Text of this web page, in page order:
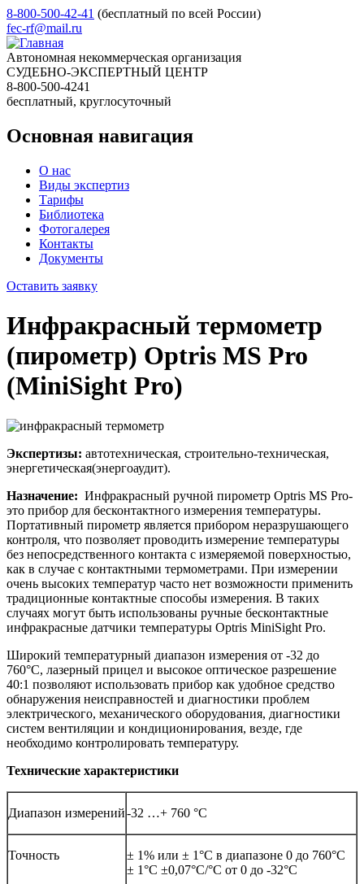
8-800-500-42-41 (бесплатный по всей России)
fec-rf@mail.ru
Автономная некоммерческая организация
СУДЕБНО-ЭКСПЕРТНЫЙ ЦЕНТР
8-800-500-4241
бесплатный, круглосуточный
Основная навигация
О нас
Виды экспертиз
Тарифы
Библиотека
Фотогалерея
Контакты
Документы
Оставить заявку
Инфракрасный термометр
(пирометр) Optris MS Pro
(MiniSight Pro)
Экспертизы: автотехническая, строительно-техническая,
энергетическая(энергоаудит).
Назначение: Инфракрасный ручной пирометр Optris MS Pro-
это прибор для бесконтактного измерения температуры.
Портативный пирометр является прибором неразрушающего
контроля, что позволяет проводить измерение температуры
без непосредственного контакта с измеряемой поверхностью,
как в случае с контактными термометрами. При измерении
очень высоких температур часто нет возможности применить
традиционные контактные способы измерения. В таких
случаях могут быть использованы ручные бесконтактные
инфракрасные датчики температуры Optris MiniSight Pro.
Широкий температурный диапазон измерения от -32 до
760°C, лазерный прицел и высокое оптическое разрешение
40:1 позволяют использовать прибор как удобное средство
обнаружения неисправностей и диагностики проблем
электрического, механического оборудования, диагностики
систем вентиляции и кондиционирования, везде, где
необходимо контролировать температуру.
Технические характеристики
Диапазон измерений-32 …+ 760 °C
Точность
± 1% или ± 1°C в диапазоне 0 до 760°C
± 1°С ±0,07°С/°С от 0 до -32°С